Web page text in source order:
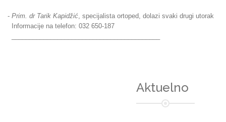
- Prim. dr Tarik Kapidžić, specijalista ortoped, dolazi svaki drugi utorak
Informacije na telefon: 032 650-187
Aktuelno